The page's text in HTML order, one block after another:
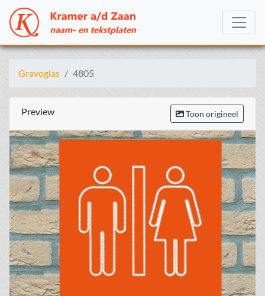
Gravoglas 4805
Preview Toon origineel